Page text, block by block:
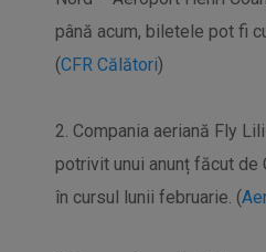
până acum, biletele pot fi
(CFR Călători)
2. Compania aeriană Fly
potrivit unui anunț făcut
în cursul lunii februarie. (